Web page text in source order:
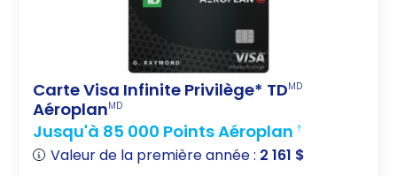
Carte Visa Infinite Privilège* TDMD
AéroplanMD
Jusqu'à 85 000 Points Aéroplan †
Valeur de la première année : 2 161 $